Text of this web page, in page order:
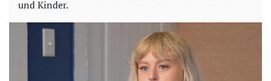
und Kinder.